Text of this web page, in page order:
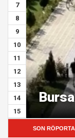
7
8
9
10
11
12
13
14
15
SON